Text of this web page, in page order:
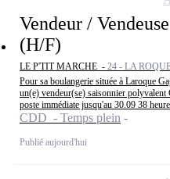
Vendeur /
(H/F)
LE P'TIT MARCHE - 24 - LA
Pour sa boulangerie située à Laroque
un(e) vendeur(se) saisonnier
poste immédiate jusqu'au 30.09 38
CDD - Temps plein
Publié aujourd'hui